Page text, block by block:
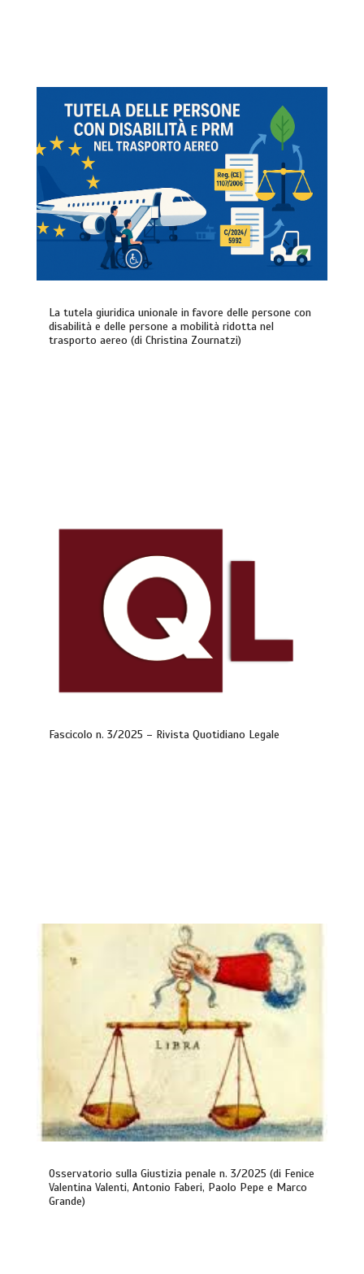
La tutela giuridica unionale in favore delle persone con
disabilità e delle persone a mobilità ridotta nel
trasporto aereo (di Christina Zournatzi)
Fascicolo n. 3/2025 – Rivista Quotidiano Legale
Osservatorio sulla Giustizia penale n. 3/2025 (di Fenice
Valentina Valenti, Antonio Faberi, Paolo Pepe e Marco
Grande)